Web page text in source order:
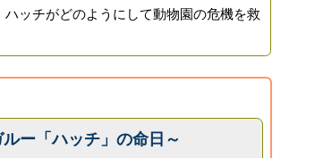
ッチがどのようにして動物園の危機を救
ー「ハッチ」の命日～